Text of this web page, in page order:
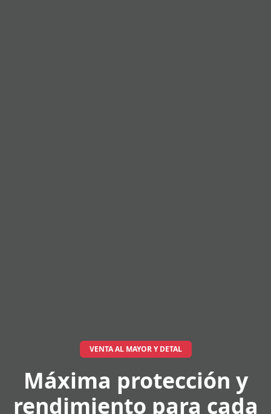
VENTA AL MAYOR Y DETAL
Máxima protección y
rendimiento para cada